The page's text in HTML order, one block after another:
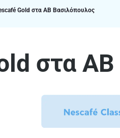
Gold στα ΑΒ Βασιλόπουλος
στα